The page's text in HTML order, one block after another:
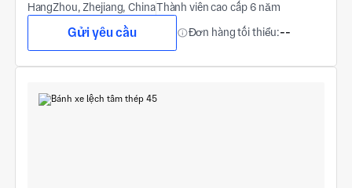
HangZhou, Zhejiang, ChinaThành viên cao cấp 6 năm
Gửi yêu cầu Đơn hàng tối thiểu:--